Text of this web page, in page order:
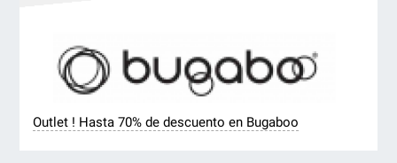
Outlet ! Hasta 70% de descuento en Bugaboo